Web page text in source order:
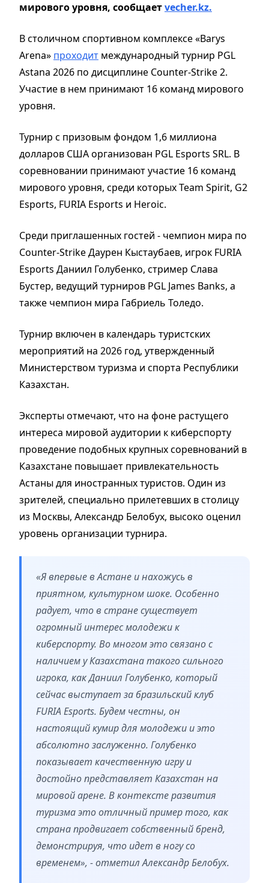
мирового уровня, сообщаетvecher.kz.
В столичном спортивном комплексе «Barys
Arena» проходит международный турнир PGL
Astana 2026 по дисциплине Counter-Strike 2.
Участие в нем принимают 16 команд мирового
уровня.
Турнир с призовым фондом 1,6 миллиона
долларов США организован PGL Esports SRL. В
соревновании принимают участие 16 команд
мирового уровня, среди которых Team Spirit, G2
Esports, FURIA Esports и Heroic.
Среди приглашенных гостей - чемпион мира по
Counter-Strike Даурен Кыстаубаев, игрок FURIA
Esports Даниил Голубенко, стример Слава
Бустер, ведущий турниров PGL James Banks, а
также чемпион мира Габриель Толедо.
Турнир включен в календарь туристских
мероприятий на 2026 год, утвержденный
Министерством туризма и спорта Республики
Казахстан.
Эксперты отмечают, что на фоне растущего
интереса мировой аудитории к киберспорту
проведение подобных крупных соревнований в
Казахстане повышает привлекательность
Астаны для иностранных туристов. Один из
зрителей, специально прилетевших в столицу
из Москвы, Александр Белобух, высоко оценил
уровень организации турнира.
«Я впервые в Астане и нахожусь в
приятном, культурном шоке. Особенно
радует, что в стране существует
огромный интерес молодежи к
киберспорту. Во многом это связано с
наличием у Казахстана такого сильного
игрока, как Даниил Голубенко, который
сейчас выступает за бразильский клуб
FURIA Esports. Будем честны, он
настоящий кумир для молодежи и это
абсолютно заслуженно. Голубенко
показывает качественную игру и
достойно представляет Казахстан на
мировой арене. В контексте развития
туризма это отличный пример того, как
страна продвигает собственный бренд,
демонстрируя, что идет в ногу со
временем», - отметил Александр Белобух.